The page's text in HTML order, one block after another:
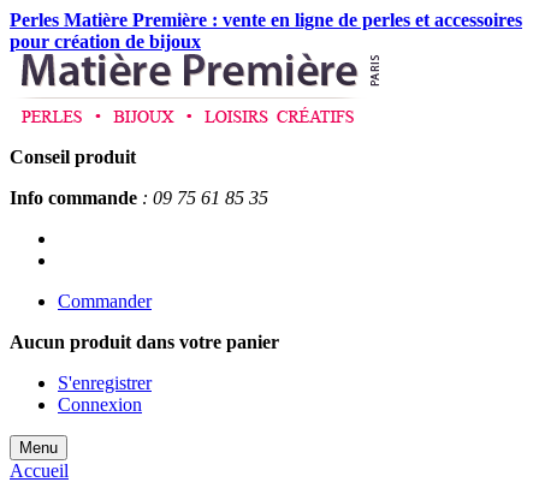
Perles Matière Première : vente en ligne de perles et accessoires
pour création de bijoux
Conseil produit
Info commande : 09 75 61 85 35
Commander
Aucun produit dans votre panier
S'enregistrer
Connexion
Menu
Accueil